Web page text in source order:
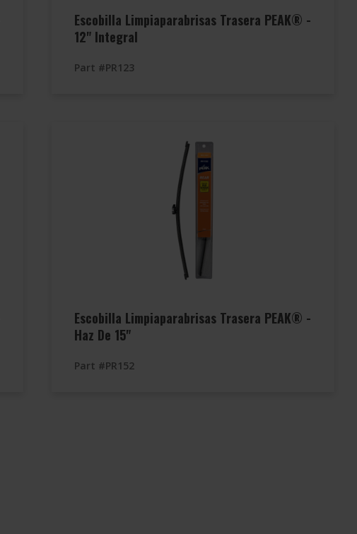
Escobilla Limpiaparabrisas Trasera PEAK® -
12" Integral
Part #PR123
Escobilla Limpiaparabrisas Trasera PEAK® -
Haz De 15"
Part #PR152